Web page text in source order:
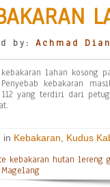
by: Achmad
lahan kosong
Penyebab kebakaran
112 yang terdiri dari
in Kebakaran Kudus
kebakaran hutan lereng